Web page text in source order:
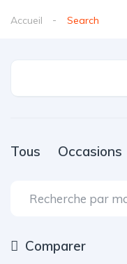
Accueil Search
Tous Occasions
Comparer